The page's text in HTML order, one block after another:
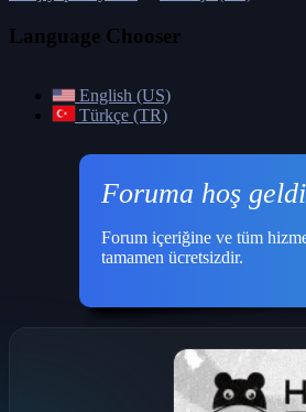
Language Chooser
English (US)
Türkçe (TR)
Foruma hoş
Forum içeriğine ve tüm
tamamen ücretsizdir.